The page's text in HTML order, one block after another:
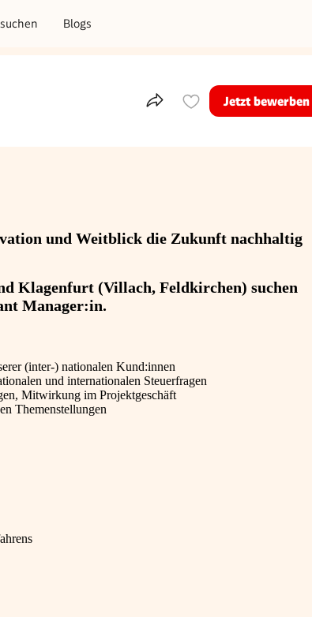
Blogs
Teile dieses InseratJetzt bewerben
und Weitblick die Zukunft nachhaltig
Klagenfurt (Villach, Feldkirchen) suchen
Manager:in.
(inter-) nationalen Kund:innen
und internationalen Steuerfragen
Mitwirkung im Projektgeschäft
Themenstellungen